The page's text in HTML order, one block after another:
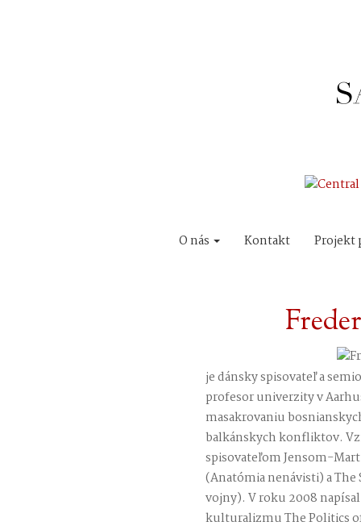
O nás Kontakt Projekt
je dánsky spisovateľ a
profesor univerzity v
masakrovaniu
balkánskych konfliktov.
spisovateľom Jensom-
(Anatómia nenávisti) a The
vojny). V roku 2008
kulturalizmu The Politics